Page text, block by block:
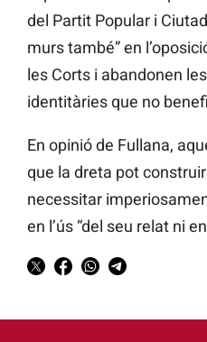
del Partit Popular i
murs també” en
les Corts i abandonen
identitàries que no
En opinió de Fullana,
que la dreta pot
necessitar
en l’ús “del seu relat ni